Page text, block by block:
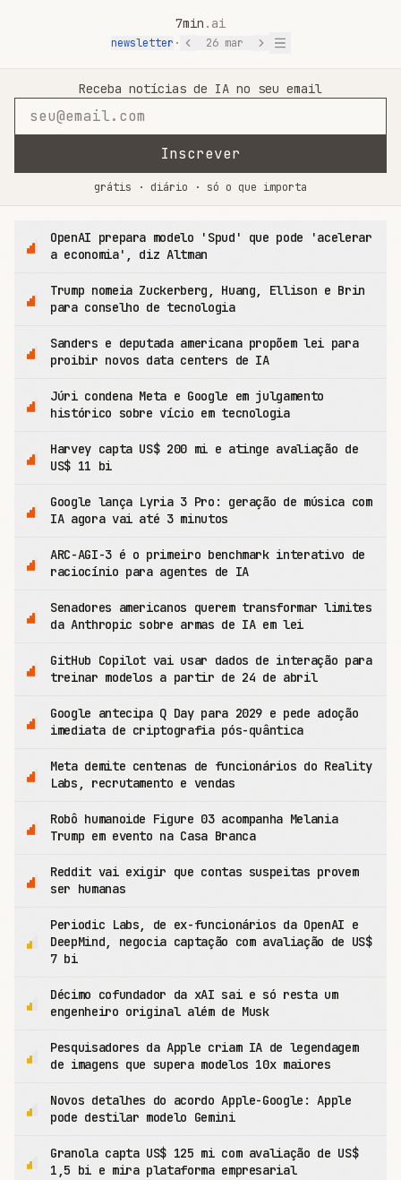
7min .ai
newsletter · 26 mar
7min.ai — Notícias de IA em 7 Minutos
Receba notícias de IA no seu email
Inscrever
grátis · diário · só o que importa
OpenAI prepara modelo 'Spud' que pode 'acelerar
a economia', diz Altman
Trump nomeia Zuckerberg, Huang, Ellison e Brin
para conselho de tecnologia
Sanders e deputada americana propõem lei para
proibir novos data centers de IA
Júri condena Meta e Google em julgamento
histórico sobre vício em tecnologia
Harvey capta US$ 200 mi e atinge avaliação de
US$ 11 bi
Google lança Lyria 3 Pro: geração de música com
IA agora vai até 3 minutos
ARC-AGI-3 é o primeiro benchmark interativo de
raciocínio para agentes de IA
Senadores americanos querem transformar limites
da Anthropic sobre armas de IA em lei
GitHub Copilot vai usar dados de interação para
treinar modelos a partir de 24 de abril
Google antecipa Q Day para 2029 e pede adoção
imediata de criptografia pós-quântica
Meta demite centenas de funcionários do Reality
Labs, recrutamento e vendas
Robô humanoide Figure 03 acompanha Melania
Trump em evento na Casa Branca
Reddit vai exigir que contas suspeitas provem
ser humanas
Periodic Labs, de ex-funcionários da OpenAI e
DeepMind, negocia captação com avaliação de US$
7 bi
Décimo cofundador da xAI sai e só resta um
engenheiro original além de Musk
Pesquisadores da Apple criam IA de legendagem
de imagens que supera modelos 10x maiores
Novos detalhes do acordo Apple-Google: Apple
pode destilar modelo Gemini
Granola capta US$ 125 mi com avaliação de US$
1,5 bi e mira plataforma empresarial